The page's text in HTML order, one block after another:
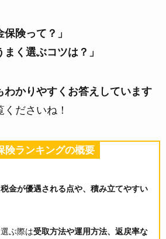
保険って？」
まく選ぶコツは？」
わかりやすくお答えしています
ださいね！
険ランキングの概要
税金が優遇される点や、積み立てやすい
ぶ際は受取方法や運用方法、返戻率な